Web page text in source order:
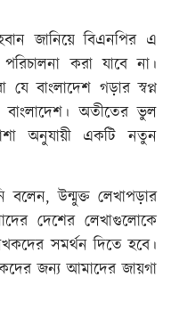
জানিয়ে বিএনপির এ
করা যাবে না।
বাংলাদেশ গড়ার স্বপ্ন
বাংলাদেশ। অতীতের ভুল
অনুযায়ী একটি নতুন
বলেন, উন্মুক্ত লেখাপড়ার
দেশের লেখাগুলোকে
সমর্থন দিতে হবে।
জন্য আমাদের জায়গা